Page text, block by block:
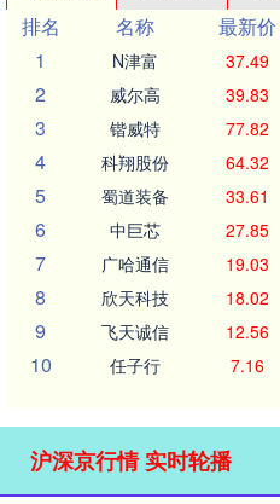
排名
名称 最新价
1
N津富 37.49
2 威尔高 39.83
3 锴威特 77.82
4 科翔股份 64.32
5 蜀道装备 33.61
6 中巨芯 27.85
7 广哈通信 19.03
8 欣天科技 18.02
9 飞天诚信 12.56
10 任子行 7.16
沪深京行情 实时轮播